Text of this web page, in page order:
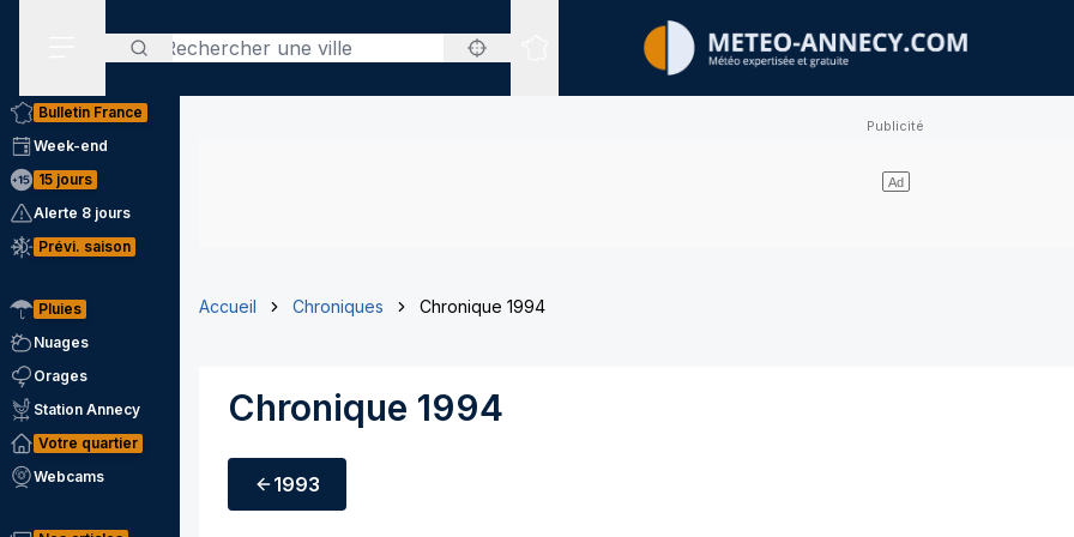
Rechercher
Sites expertisés
Bulletin France
Week-end
15 jours
Alerte 8 jours
Prévi. saison
Pluies
Nuages
Orages
Station Annecy
Votre quartier
Webcams
Accueil Chroniques Chronique 1994
Chronique 1994
1993